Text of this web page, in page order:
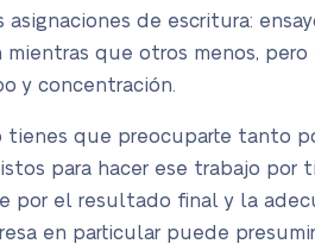
de escritura:
que otros menos,
y concentración.
tienes que preocuparte tanto
para hacer ese trabajo
por el resultado final y la
en particular puede